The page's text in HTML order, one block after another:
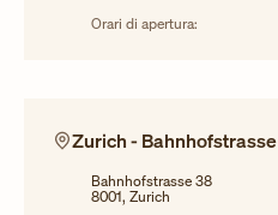
Orari di apertura:
Zurich - Bahnhofstrasse
Bahnhofstrasse 38
8001, Zurich